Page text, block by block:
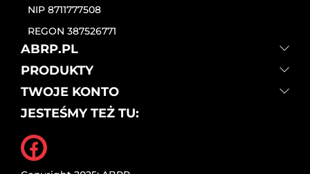
NIP 8711777508
REGON 387526771
ABRP.PL
PRODUKTY
TWOJE KONTO
JESTEŚMY TEŻ TU: